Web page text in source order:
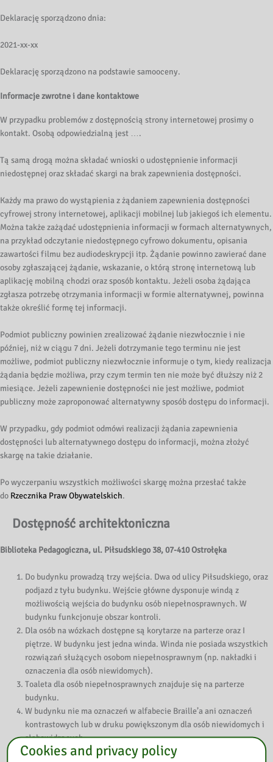
Deklarację sporządzono dnia:
2021-xx-xx
Deklarację sporządzono na podstawie samooceny.
Informacje zwrotne i dane kontaktowe
W przypadku problemów z dostępnością strony internetowej prosimy o
kontakt. Osobą odpowiedzialną jest ….
Tą samą drogą można składać wnioski o udostępnienie informacji
niedostępnej oraz składać skargi na brak zapewnienia dostępności.
Każdy ma prawo do wystąpienia z żądaniem zapewnienia dostępności
cyfrowej strony internetowej, aplikacji mobilnej lub jakiegoś ich elementu.
Można także zażądać udostępnienia informacji w formach alternatywnych,
na przykład odczytanie niedostępnego cyfrowo dokumentu, opisania
zawartości filmu bez audiodeskrypcji itp. Żądanie powinno zawierać dane
osoby zgłaszającej żądanie, wskazanie, o którą stronę internetową lub
aplikację mobilną chodzi oraz sposób kontaktu. Jeżeli osoba żądająca
zgłasza potrzebę otrzymania informacji w formie alternatywnej, powinna
także określić formę tej informacji.
Podmiot publiczny powinien zrealizować żądanie niezwłocznie i nie
później, niż w ciągu 7 dni. Jeżeli dotrzymanie tego terminu nie jest
możliwe, podmiot publiczny niezwłocznie informuje o tym, kiedy realizacja
żądania będzie możliwa, przy czym termin ten nie może być dłuższy niż 2
miesiące. Jeżeli zapewnienie dostępności nie jest możliwe, podmiot
publiczny może zaproponować alternatywny sposób dostępu do informacji.
W przypadku, gdy podmiot odmówi realizacji żądania zapewnienia
dostępności lub alternatywnego dostępu do informacji, można złożyć
skargę na takie działanie.
Po wyczerpaniu wszystkich możliwości skargę można przesłać także
do Rzecznika Praw Obywatelskich.
Dostępność architektoniczna
Biblioteka Pedagogiczna, ul. Piłsudskiego 38, 07-410 Ostrołęka
Do budynku prowadzą trzy wejścia. Dwa od ulicy Piłsudskiego, oraz
podjazd z tyłu budynku. Wejście główne dysponuje windą z
możliwością wejścia do budynku osób niepełnosprawnych. W
budynku funkcjonuje obszar kontroli.
Dla osób na wózkach dostępne są korytarze na parterze oraz I
piętrze. W budynku jest jedna winda. Winda nie posiada wszystkich
rozwiązań służących osobom niepełnosprawnym (np. nakładki i
oznaczenia dla osób niewidomych).
Toaleta dla osób niepełnosprawnych znajduje się na parterze
budynku.
W budynku nie ma oznaczeń w alfabecie Braille’a ani oznaczeń
kontrastowych lub w druku powiększonym dla osób niewidomych i
słabowidzących.
Na parterze budynku znajduje się tablica informująca o rozkładzie
Cookies and privacy policy